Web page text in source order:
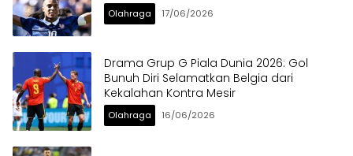
Olahraga 17/06/2026
Drama Grup G Piala Dunia 2026: Gol
Bunuh Diri Selamatkan Belgia dari
Kekalahan Kontra Mesir
Olahraga 16/06/2026